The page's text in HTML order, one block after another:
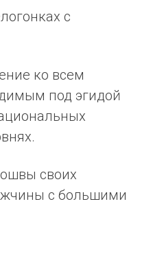
с
ко всем
под эгидой
своих
с большими